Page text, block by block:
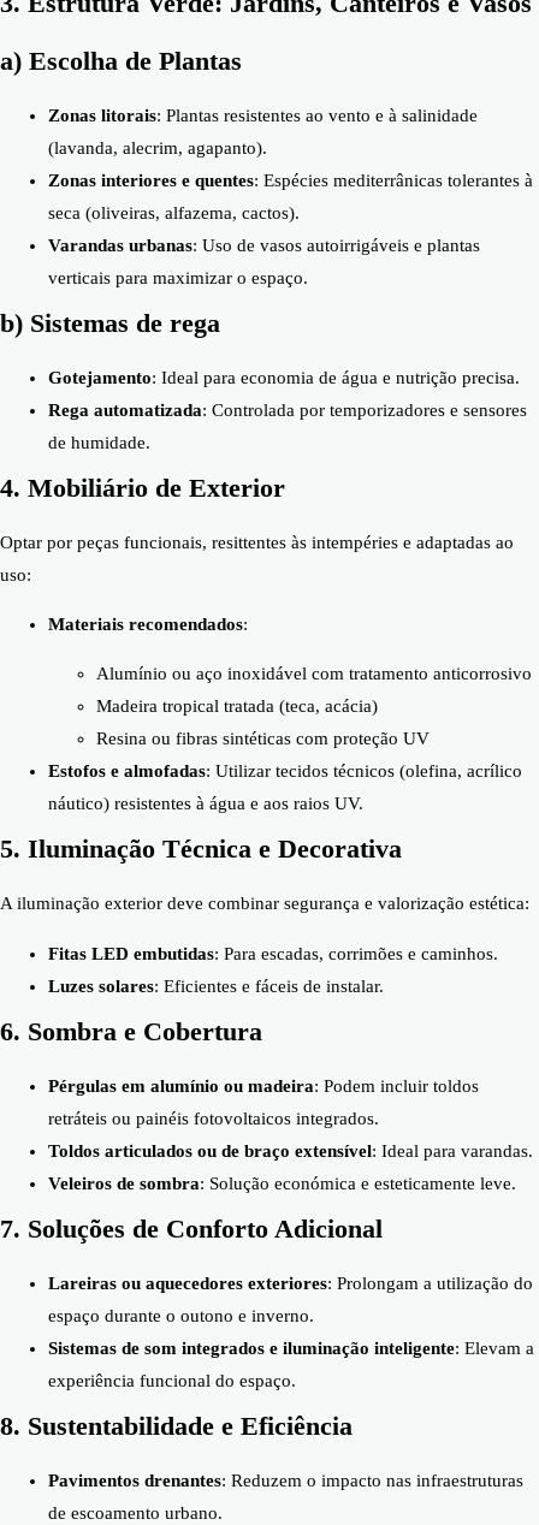
a) Escolha de Plantas
Zonas litorais: Plantas resistentes ao vento e à salinidade
(lavanda, alecrim, agapanto).
Zonas interiores e quentes: Espécies mediterrânicas tolerantes à
seca (oliveiras, alfazema, cactos).
Varandas urbanas: Uso de vasos autoirrigáveis e plantas
verticais para maximizar o espaço.
b) Sistemas de rega
Gotejamento: Ideal para economia de água e nutrição precisa.
Rega automatizada: Controlada por temporizadores e sensores
de humidade.
4. Mobiliário de Exterior
Optar por peças funcionais, resittentes às intempéries e adaptadas ao
uso:
Materiais recomendados:
Alumínio ou aço inoxidável com tratamento anticorrosivo
Madeira tropical tratada (teca, acácia)
Resina ou fibras sintéticas com proteção UV
Estofos e almofadas: Utilizar tecidos técnicos (olefina, acrílico
náutico) resistentes à água e aos raios UV.
5. Iluminação Técnica e Decorativa
A iluminação exterior deve combinar segurança e valorização estética:
Fitas LED embutidas: Para escadas, corrimões e caminhos.
Luzes solares: Eficientes e fáceis de instalar.
6. Sombra e Cobertura
Pérgulas em alumínio ou madeira: Podem incluir toldos
retráteis ou painéis fotovoltaicos integrados.
Toldos articulados ou de braço extensível: Ideal para varandas.
Veleiros de sombra: Solução económica e esteticamente leve.
7. Soluções de Conforto Adicional
Lareiras ou aquecedores exteriores: Prolongam a utilização do
espaço durante o outono e inverno.
Sistemas de som integrados e iluminação inteligente: Elevam a
experiência funcional do espaço.
8. Sustentabilidade e Eficiência
Pavimentos drenantes: Reduzem o impacto nas infraestruturas
de escoamento urbano.